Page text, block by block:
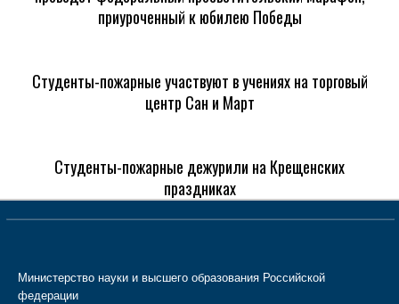
приуроченный к юбилею Победы
Студенты-пожарные участвуют в учениях на торговый
центр Сан и Март
Студенты-пожарные дежурили на Крещенских
праздниках
Министерство науки и высшего образования Российской
федерации